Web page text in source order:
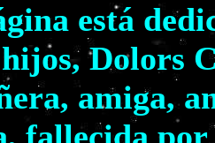
está
Dolors
amiga,